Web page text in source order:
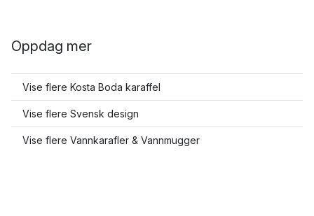
Oppdag mer
Vise flere Kosta Boda karaffel
Vise flere Svensk design
Vise flere Vannkarafler & Vannmugger